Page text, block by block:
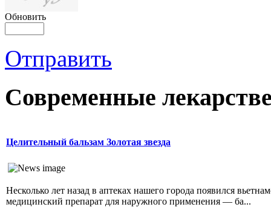
Обновить
Отправить
Современные
Целительный бальзам Золотая звезда
Несколько лет назад в аптеках нашего города появился
медицинский препарат для наружного применения — ба...